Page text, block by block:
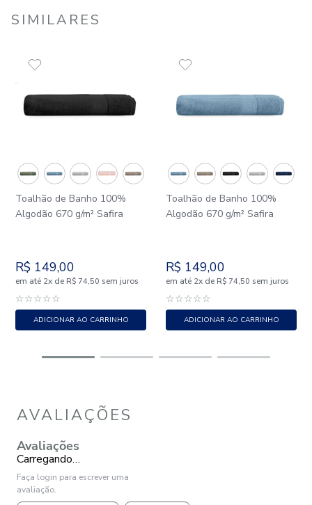
SIMILARES
Toalhão de Banho 100%
Algodão 670 g/m² Safira
R$ 149,00
em até 2x de R$ 74,50 sem juros
☆☆☆☆☆
ADICIONAR AO CARRINHO
Toalhão de Banho 100%
Algodão 670 g/m² Safira
R$ 149,00
em até 2x de R$ 74,50 sem juros
☆☆☆☆☆
ADICIONAR AO CARRINHO
AVALIAÇÕES
Avaliações
Carregando…
Faça login para escrever uma
avaliação.